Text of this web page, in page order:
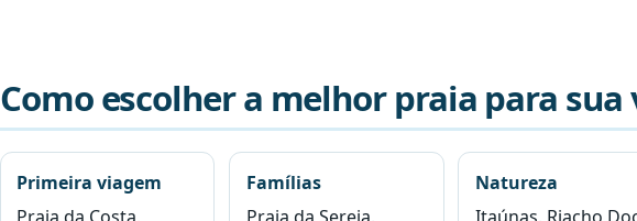
Como escolher a melhor praia para sua
Primeira viagem
Famílias
Natureza